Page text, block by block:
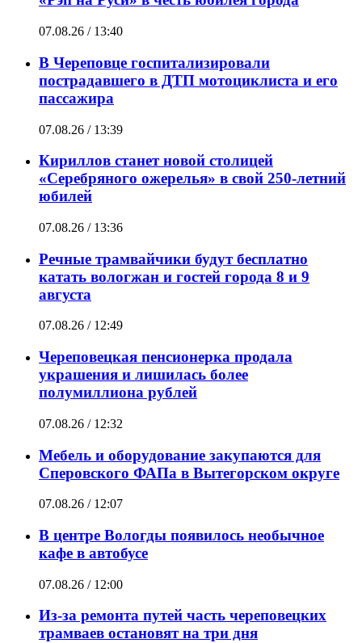
07.08.26 / 13:40
В Череповце госпитализировали
пострадавшего в ДТП мотоциклиста и его
пассажира
07.08.26 / 13:39
Кириллов станет новой столицей
«Серебряного ожерелья» в свой 250-летний
юбилей
07.08.26 / 13:36
Речные трамвайчики будут бесплатно
катать вологжан и гостей города 8 и 9
августа
07.08.26 / 12:49
Череповецкая пенсионерка продала
украшения и лишилась более
полумиллиона рублей
07.08.26 / 12:32
Мебель и оборудование закупаются для
Сперовского ФАПа в Вытегорском округе
07.08.26 / 12:07
В центре Вологды появилось необычное
кафе в автобусе
07.08.26 / 12:00
Из-за ремонта путей часть череповецких
трамваев остановят на три дня